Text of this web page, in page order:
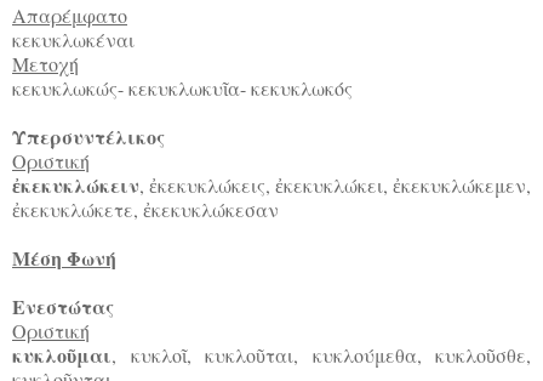
Απαρέμφατο
κεκυκλωκέναι
Μετοχή
κεκυκλωκώς- κεκυκλωκυῖα- κεκυκλωκός
Υπερσυντέλικος
Οριστική
ἐκεκυκλώκειν, ἐκεκυκλώκεις, ἐκεκυκλώκει, ἐκεκυκλώκεμεν,
ἐκεκυκλώκετε, ἐκεκυκλώκεσαν
Μέση Φωνή
Ενεστώτας
Οριστική
κυκλοῦμαι, κυκλοῖ, κυκλοῦται, κυκλούμεθα, κυκλοῦσθε,